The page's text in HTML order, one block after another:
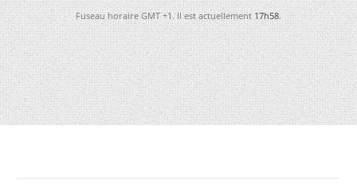
Fuseau horaire GMT +1. Il est actuellement 17h58.